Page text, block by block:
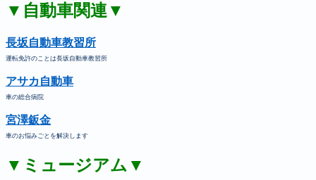
▼自動車関連▼
長坂自動車教習所
運転免許のことは長坂自動車教習所
アサカ自動車
車の総合病院
宮澤鈑金
車のお悩みごとを解決します
▼ミュージアム▼